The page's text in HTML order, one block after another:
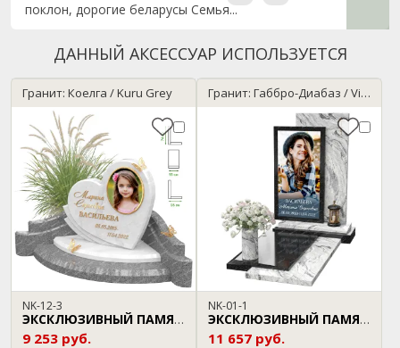
поклон, дорогие беларусы Семья...
ДАННЫЙ АКСЕССУАР ИСПОЛЬЗУЕТСЯ
Гранит: Коелга / Kuru Grey
NK-12-3
ЭКСКЛЮЗИВНЫЙ ПАМЯТНИК
9 253 руб.
Гранит: Габбро-Диабаз / Viscont White
NK-01-1
ЭКСКЛЮЗИВНЫЙ ПАМЯТНИК
11 657 руб.